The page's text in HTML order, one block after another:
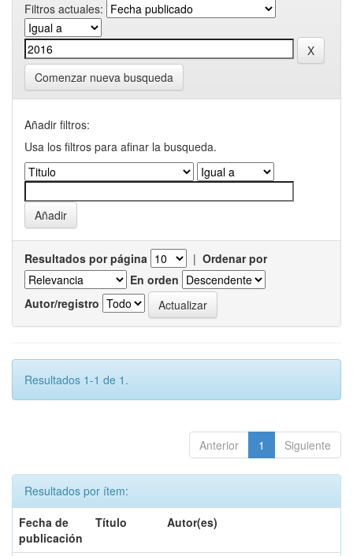
Filtros actuales:
Comenzar nueva busqueda
Añadir filtros:
Usa los filtros para afinar la busqueda.
Resultados por página | Ordenar por
En orden
Autor/registro
Resultados 1-1 de 1.
Anterior 1 Siguiente
Resultados por ítem:
Fecha de
publicación
Título Autor(es)